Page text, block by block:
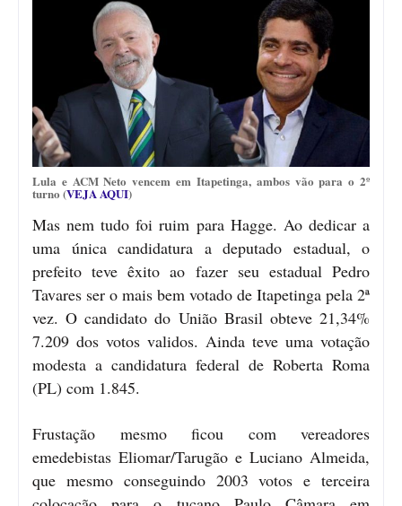
Lula e ACM Neto vencem em Itapetinga, ambos vão para o 2º
turno (VEJA AQUI)
Mas nem tudo foi ruim para Hagge. Ao dedicar a
uma única candidatura a deputado estadual, o
prefeito teve êxito ao fazer seu estadual Pedro
Tavares ser o mais bem votado de Itapetinga pela 2ª
vez. O candidato do União Brasil obteve 21,34%
7.209 dos votos validos. Ainda teve uma votação
modesta a candidatura federal de Roberta Roma
(PL) com 1.845.
Frustação mesmo ficou com vereadores
emedebistas Eliomar/Tarugão e Luciano Almeida,
que mesmo conseguindo 2003 votos e terceira